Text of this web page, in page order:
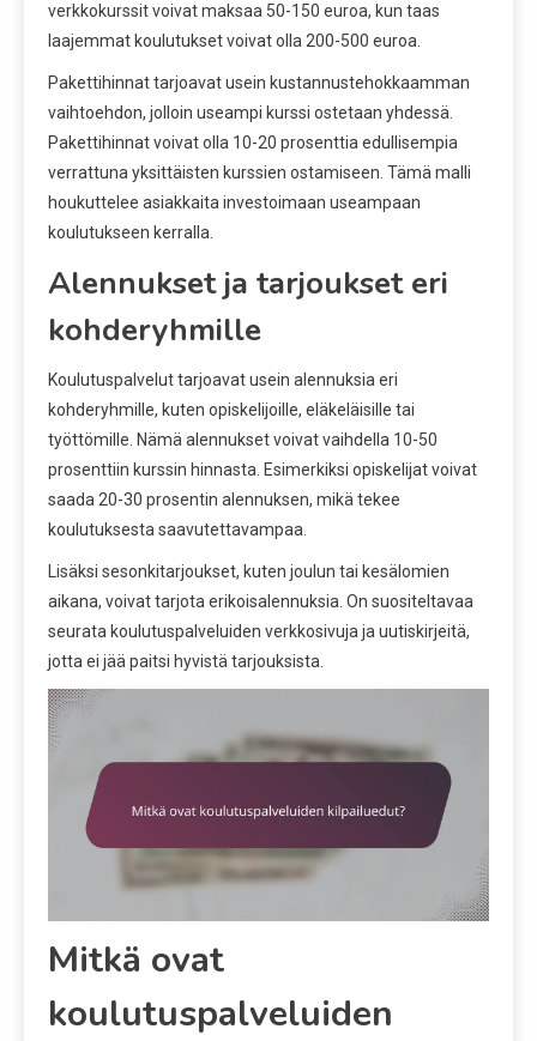
verkkokurssit voivat maksaa 50-150 euroa, kun taas
laajemmat koulutukset voivat olla 200-500 euroa.
Pakettihinnat tarjoavat usein kustannustehokkaamman
vaihtoehdon, jolloin useampi kurssi ostetaan yhdessä.
Pakettihinnat voivat olla 10-20 prosenttia edullisempia
verrattuna yksittäisten kurssien ostamiseen. Tämä malli
houkuttelee asiakkaita investoimaan useampaan
koulutukseen kerralla.
Alennukset ja tarjoukset eri
kohderyhmille
Koulutuspalvelut tarjoavat usein alennuksia eri
kohderyhmille, kuten opiskelijoille, eläkeläisille tai
työttömille. Nämä alennukset voivat vaihdella 10-50
prosenttiin kurssin hinnasta. Esimerkiksi opiskelijat voivat
saada 20-30 prosentin alennuksen, mikä tekee
koulutuksesta saavutettavampaa.
Lisäksi sesonkitarjoukset, kuten joulun tai kesälomien
aikana, voivat tarjota erikoisalennuksia. On suositeltavaa
seurata koulutuspalveluiden verkkosivuja ja uutiskirjeitä,
jotta ei jää paitsi hyvistä tarjouksista.
Mitkä ovat
koulutuspalveluiden